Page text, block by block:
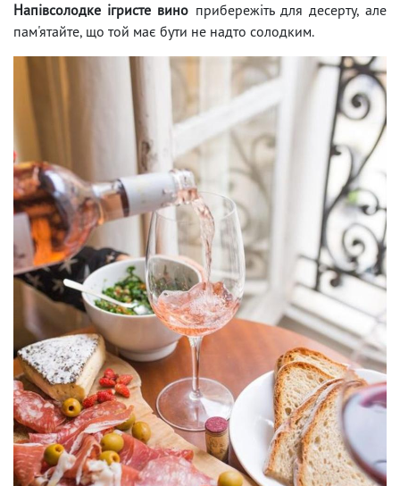
Напівсолодке ігристе вино прибережіть для десерту, але
пам'ятайте, що той має бути не надто солодким.